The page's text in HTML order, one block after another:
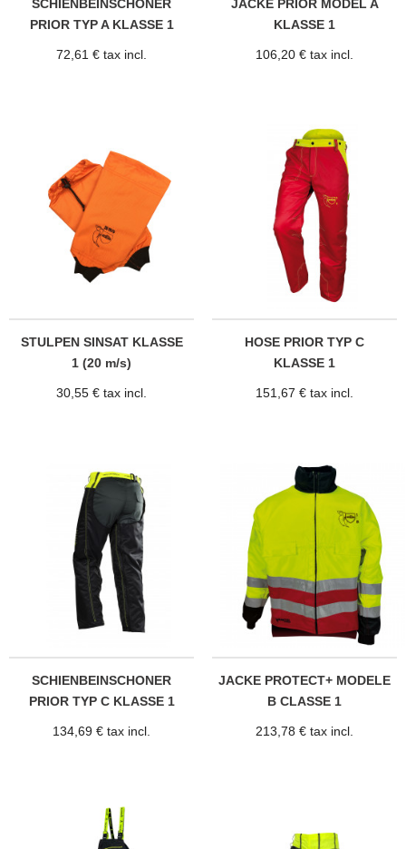
SCHIENBEINSCHONER
PRIOR TYP A KLASSE 1
72,61 € tax incl.
JACKE PRIOR MODEL A
KLASSE 1
106,20 € tax incl.
STULPEN SINSAT KLASSE
1 (20 m/s)
30,55 € tax incl.
HOSE PRIOR TYP C
KLASSE 1
151,67 € tax incl.
SCHIENBEINSCHONER
PRIOR TYP C KLASSE 1
134,69 € tax incl.
JACKE PROTECT+ MODELE
B CLASSE 1
213,78 € tax incl.